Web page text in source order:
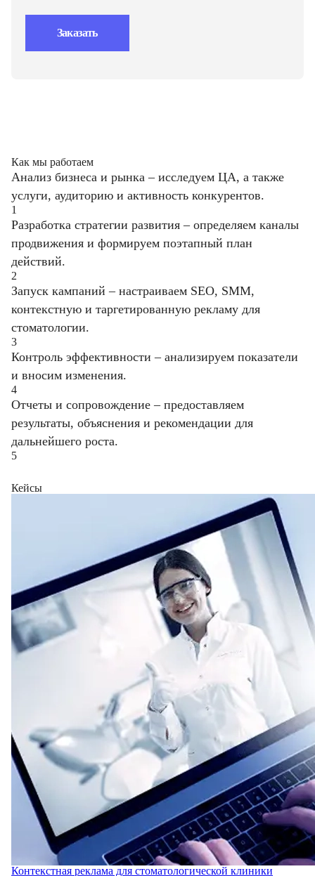
Заказать
Как мы работаем
Анализ бизнеса и рынка – исследуем ЦА, а также
услуги, аудиторию и активность конкурентов.
1
Разработка стратегии развития – определяем каналы
продвижения и формируем поэтапный план
действий.
2
Запуск кампаний – настраиваем SEO, SMM,
контекстную и таргетированную рекламу для
стоматологии.
3
Контроль эффективности – анализируем показатели
и вносим изменения.
4
Отчеты и сопровождение – предоставляем
результаты, объяснения и рекомендации для
дальнейшего роста.
5
Кейсы
Контекстная реклама для стоматологической клиники